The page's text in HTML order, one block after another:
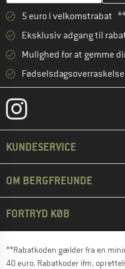
5 euro i velkomstrabat
Eksklusiv adgang til
Mulighed for at gemme
Fødselsdagsoverraskelse
KUNDESERVICE
OM BERGFREUNDE
FORTRYD KØB
**Rabatkoden gælder fra en
40 euro. Rabatkoder ifm.